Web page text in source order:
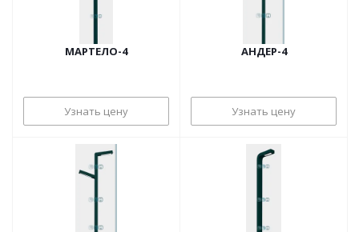
МАРТЕЛО-4
Узнать цену
АНДЕР-4
Узнать цену